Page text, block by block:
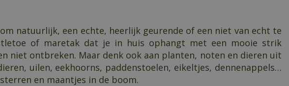
natuurlijk, een echte, heerlijk geurende of een niet van echt te
of maretak dat je in huis ophangt met een mooie strik
niet ontbreken. Maar denk ook aan planten, noten en dieren uit
uilen, eekhoorns, paddenstoelen, eikeltjes, dennenappels…
en maantjes in de boom.